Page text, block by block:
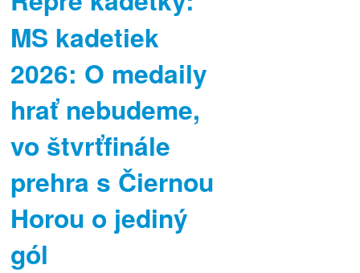
MS kadetiek
2026: O medaily
hrať nebudeme,
vo štvrťfinále
prehra s Čiernou
Horou o jediný
gól